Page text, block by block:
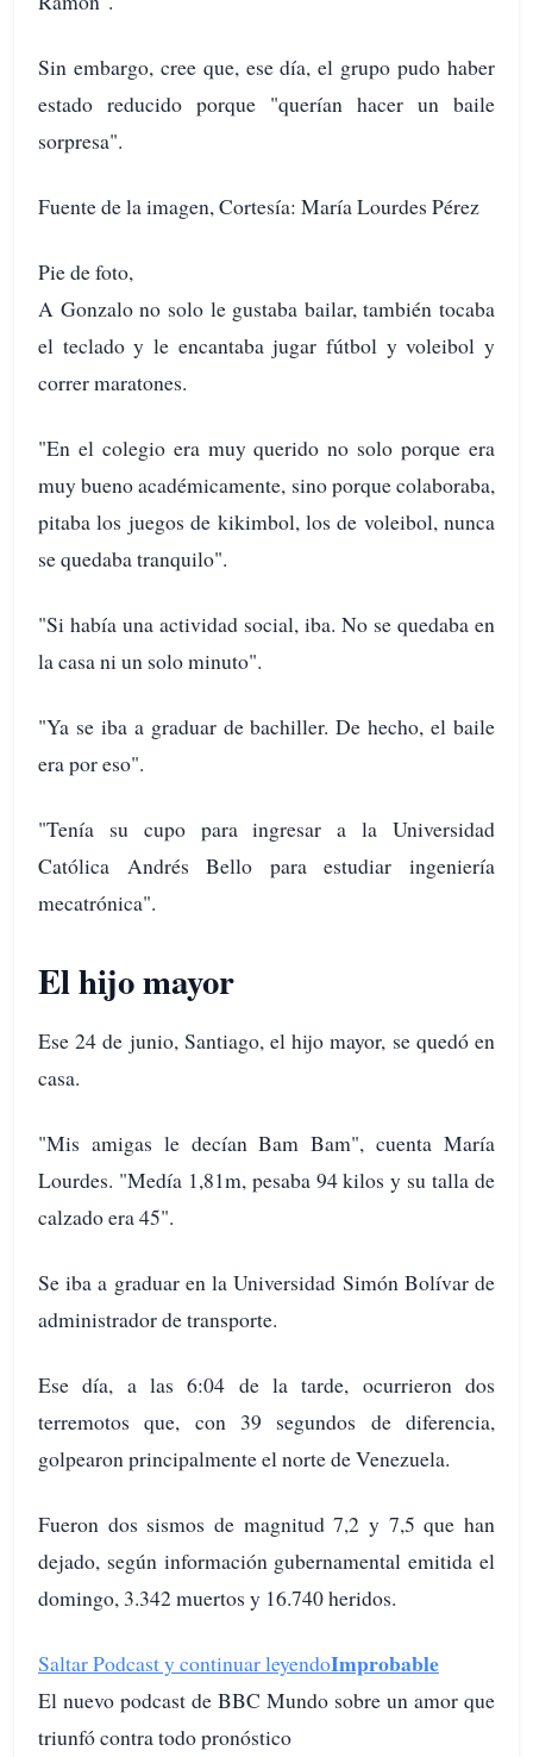
Sin embargo, cree que, ese día, el grupo pudo haber
estado reducido porque "querían hacer un baile
sorpresa".
Fuente de la imagen, Cortesía: María Lourdes Pérez
Pie de foto,
A Gonzalo no solo le gustaba bailar, también tocaba
el teclado y le encantaba jugar fútbol y voleibol y
correr maratones.
"En el colegio era muy querido no solo porque era
muy bueno académicamente, sino porque colaboraba,
pitaba los juegos de kikimbol, los de voleibol, nunca
se quedaba tranquilo".
"Si había una actividad social, iba. No se quedaba en
la casa ni un solo minuto".
"Ya se iba a graduar de bachiller. De hecho, el baile
era por eso".
"Tenía su cupo para ingresar a la Universidad
Católica Andrés Bello para estudiar ingeniería
mecatrónica".
El hijo mayor
Ese 24 de junio, Santiago, el hijo mayor, se quedó en
casa.
"Mis amigas le decían Bam Bam", cuenta María
Lourdes. "Medía 1,81m, pesaba 94 kilos y su talla de
calzado era 45".
Se iba a graduar en la Universidad Simón Bolívar de
administrador de transporte.
Ese día, a las 6:04 de la tarde, ocurrieron dos
terremotos que, con 39 segundos de diferencia,
golpearon principalmente el norte de Venezuela.
Fueron dos sismos de magnitud 7,2 y 7,5 que han
dejado, según información gubernamental emitida el
domingo, 3.342 muertos y 16.740 heridos.
Saltar Podcast y continuar leyendoImprobable
El nuevo podcast de BBC Mundo sobre un amor que
triunfó contra todo pronóstico